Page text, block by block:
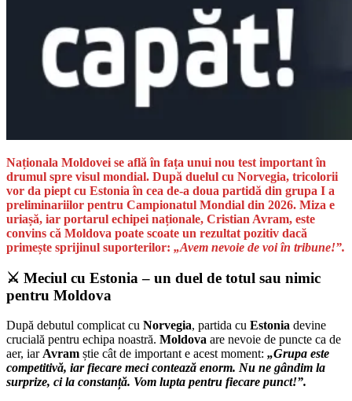
Naționala Moldovei se află în fața unui nou test important în
drumul spre visul mondial. După duelul cu Norvegia, tricolorii
vor da piept cu Estonia în cea de-a doua partidă din grupa I a
preliminariilor pentru Campionatul Mondial din 2026. Miza e
uriașă, iar portarul echipei naționale, Cristian Avram, este
convins că Moldova poate scoate un rezultat pozitiv dacă
primește sprijinul suporterilor: „Avem nevoie de voi în tribune!”.
⚔️ Meciul cu Estonia – un duel de totul sau nimic
pentru Moldova
După debutul complicat cu Norvegia, partida cu Estonia devine
crucială pentru echipa noastră. Moldova are nevoie de puncte ca de
aer, iar Avram știe cât de important e acest moment: „Grupa este
competitivă, iar fiecare meci contează enorm. Nu ne gândim la
surprize, ci la constanță. Vom lupta pentru fiecare punct!”.